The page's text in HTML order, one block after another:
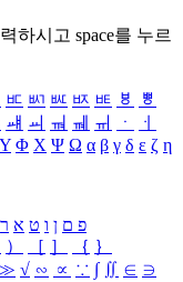
하시고 space를 누르
ㅳ ㅴ ㅵ ㅶ ㅷ ㅸ
ㅹ
ㆈ ㆉ ㆊ ㆋ ㆌ ㆍ
ㆎ
Υ Φ Χ Ψ Ω α β γ δ ε ζ η
פ ם ן ו ט א ר
） ［ ］ ｛ ｝
√ ∽ ∝ ∵ ∫ ∬ ∈ ∋